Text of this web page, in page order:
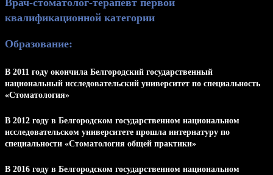
Врач-стоматолог-терапевт первой
квалификационной категории
Образование:
В 2011 году окончила Белгородский государственный
национальный исследовательский университет по специальность
«Стоматология»
В 2012 году в Белгородском государственном национальном
исследовательском университете прошла интернатуру по
специальности «Стоматология общей практики»
В 2016 году в Белгородском государственном национальном